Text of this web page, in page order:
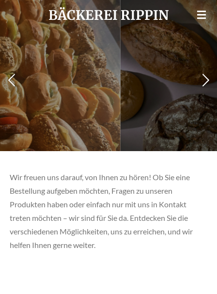
Zum
Hauptinhalt
springen
BÄCKEREI RIPPIN
Wir freuen uns darauf, von Ihnen zu hören! Ob Sie eine
Bestellung aufgeben möchten, Fragen zu unseren
Produkten haben oder einfach nur mit uns in Kontakt
treten möchten – wir sind für Sie da. Entdecken Sie die
verschiedenen Möglichkeiten, uns zu erreichen, und wir
helfen Ihnen gerne weiter.